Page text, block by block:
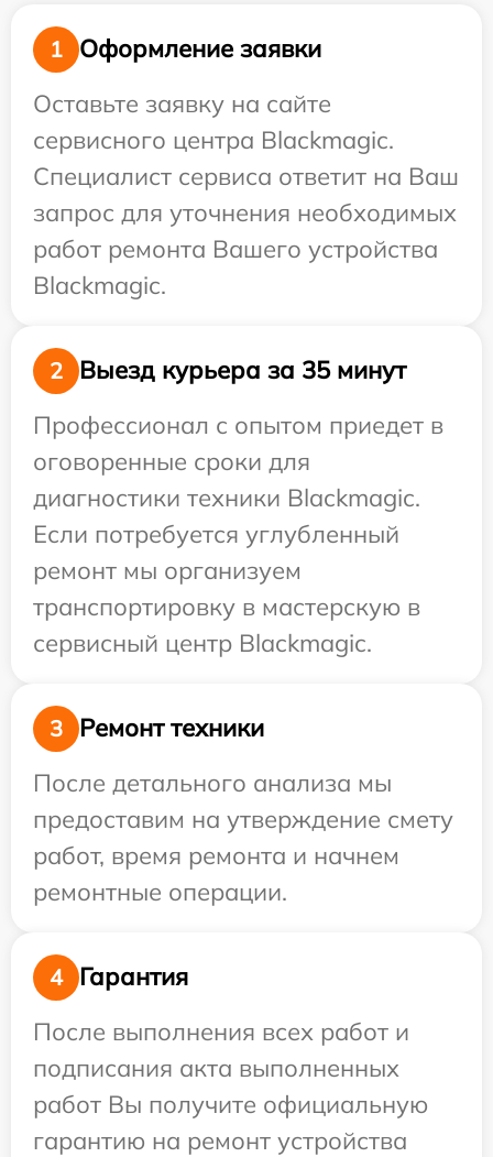
1
Оформление заявки
Оставьте заявку на сайте
сервисного центра Blackmagic.
Специалист сервиса ответит на Ваш
запрос для уточнения необходимых
работ ремонта Вашего устройства
Blackmagic.
2
Выезд курьера за 35 минут
Профессионал с опытом приедет в
оговоренные сроки для
диагностики техники Blackmagic.
Если потребуется углубленный
ремонт мы организуем
транспортировку в мастерскую в
сервисный центр Blackmagic.
3
Ремонт техники
После детального анализа мы
предоставим на утверждение смету
работ, время ремонта и начнем
ремонтные операции.
4
Гарантия
После выполнения всех работ и
подписания акта выполненных
работ Вы получите официальную
гарантию на ремонт устройства